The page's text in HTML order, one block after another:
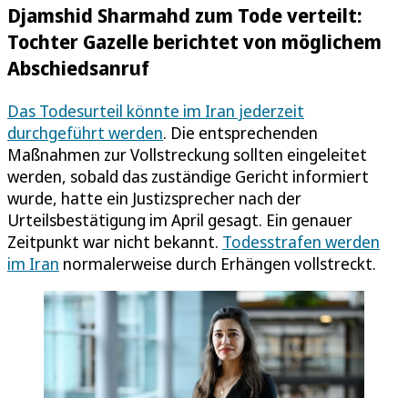
Djamshid Sharmahd zum Tode verteilt:
Tochter Gazelle berichtet von möglichem
Abschiedsanruf
Das Todesurteil könnte im Iran jederzeit
durchgeführt werden. Die entsprechenden
Maßnahmen zur Vollstreckung sollten eingeleitet
werden, sobald das zuständige Gericht informiert
wurde, hatte ein Justizsprecher nach der
Urteilsbestätigung im April gesagt. Ein genauer
Zeitpunkt war nicht bekannt. Todesstrafen werden
im Iran normalerweise durch Erhängen vollstreckt.